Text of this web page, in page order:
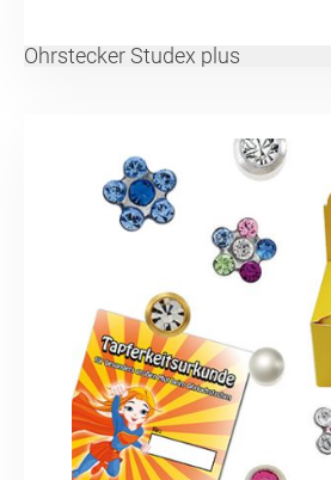
Ohrstecker Studex plus